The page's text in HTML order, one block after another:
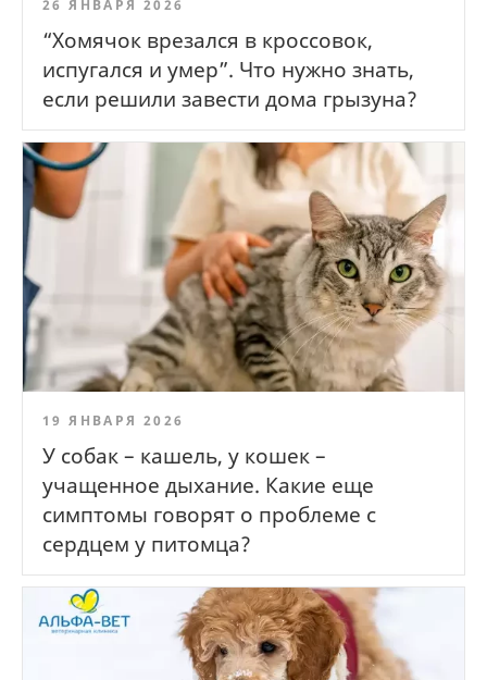
26 ЯНВАРЯ 2026
“Хомячок врезался в кроссовок,
испугался и умер”. Что нужно знать,
если решили завести дома грызуна?
19 ЯНВАРЯ 2026
У собак – кашель, у кошек –
учащенное дыхание. Какие еще
симптомы говорят о проблеме с
сердцем у питомца?